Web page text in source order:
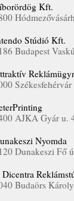
Kft.
Stúdió Kft.
Budapest
AJKA Gyár u.
Nyomda
Dunakeszi Fő
Budaörs